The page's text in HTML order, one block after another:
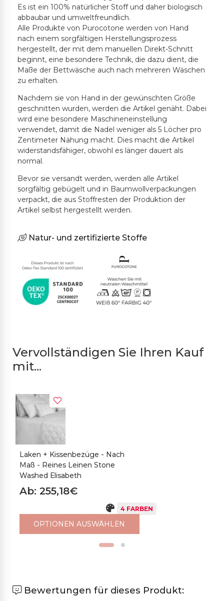
Es ist ein 100% natürlicher Stoff und daher biologisch
abbaubar und umweltfreundlich.
Alle Produkte von Purocotone werden von Hand
nach einem sorgfältigen Herstellungsprozess
hergestellt, der mit dem manuellen Direkt-Schnitt
beginnt, eine besondere Technik, die dazu dient, die
Maße der Bettwäsche auch nach mehreren Wäschen
zu erhalten.
Nachdem sie von Hand in der gewünschten Größe
geschnitten wurden, werden die Artikel genäht. Dabei
wird eine besondere Maschineneinstellung
verwendet, damit die Nadel weniger als 5 Löcher pro
Zentimeter Nähung macht. Dies macht die Artikel
widerstandsfähiger, obwohl es länger dauert als
normal.
Bevor sie versandt werden, werden alle Artikel
sorgfältig gebügelt und in Baumwollverpackungen
verpackt, die aus Stoffresten der Produktion der
Artikel selbst hergestellt werden.
Natur- und zertifizierte Stoffe
Vervollständigen Sie Ihren Kauf
mit...
Laken + Kissenbezüge - Nach
Maß - Reines Leinen Stone
Washed Elisabeth
Ab: 255,18€
4 FARBEN
OPTIONEN AUSWÄHLEN
Bewertungen für dieses Produkt: